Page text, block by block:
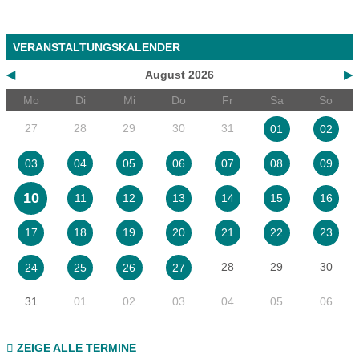
VERANSTALTUNGSKALENDER
◀ ▶
August 2026
Mo
Di Mi Do Fr Sa So
27 28 29 30 31 01 02
03 04 05 06 07 08 09
10 11 12 13 14 15 16
17 18 19 20 21 22 23
24 25 26 27 28 29 30
31 01 02 03 04 05 06
ZEIGE ALLE TERMINE